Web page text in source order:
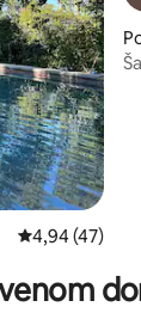
prosječna
4,94 (47)